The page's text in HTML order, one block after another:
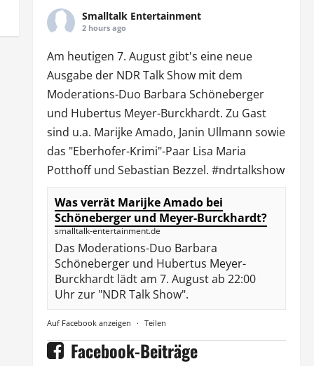
Smalltalk Entertainment
2 hours ago
Am heutigen 7. August gibt's eine neue
Ausgabe der NDR Talk Showmit dem
Moderations-Duo Barbara Schöneberger
und Hubertus Meyer-Burckhardt. Zu Gast
sind u.a. Marijke Amado, Janin Ullmann sowie
das "Eberhofer-Krimi"-Paar Lisa Maria
Potthoff und Sebastian Bezzel. #ndrtalkshow
Was verrät Marijke Amado bei
Schöneberger und Meyer-Burckhardt?
smalltalk-entertainment.de
Das Moderations-Duo Barbara
Schöneberger und Hubertus Meyer-
Burckhardt lädt am 7. August ab 22:00
Uhr zur "NDR Talk Show".
Auf Facebook anzeigen · Teilen
Facebook-Beiträge